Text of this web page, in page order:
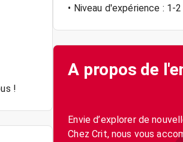
• Niveau d'expérience : 1-2
A propos de
Envie d’explorer de
Chez Crit, nous vous